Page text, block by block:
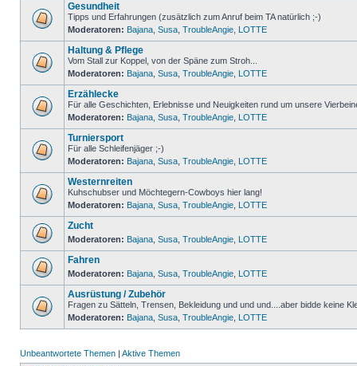
Gesundheit
Tipps und Erfahrungen (zusätzlich zum Anruf beim TA natürlich ;-)
Moderatoren: Bajana Susa TroubleAngie LOTTE
Haltung & Pflege
Vom Stall zur Koppel, von der Späne zum Stroh...
Moderatoren: Bajana Susa TroubleAngie LOTTE
Erzählecke
Für alle Geschichten, Erlebnisse und Neuigkeiten rund um unsere
Moderatoren: Bajana Susa TroubleAngie LOTTE
Turniersport
Für alle Schleifenjäger ;-)
Moderatoren: Bajana Susa TroubleAngie LOTTE
Westernreiten
Kuhschubser und Möchtegern-Cowboys hier lang!
Moderatoren: Bajana Susa TroubleAngie LOTTE
Zucht
Moderatoren: Bajana Susa TroubleAngie LOTTE
Fahren
Moderatoren: Bajana Susa TroubleAngie LOTTE
Ausrüstung / Zubehör
Fragen zu Sätteln, Trensen, Bekleidung und und und....aber bidde keine
Moderatoren: Bajana Susa TroubleAngie LOTTE
Unbeantwortete Themen | Aktive Themen